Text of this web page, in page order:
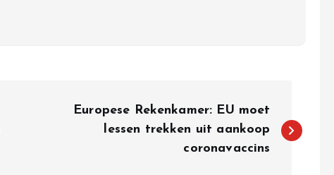
Europese Rekenkamer: EU moet
lessen trekken uit aankoop
coronavaccins